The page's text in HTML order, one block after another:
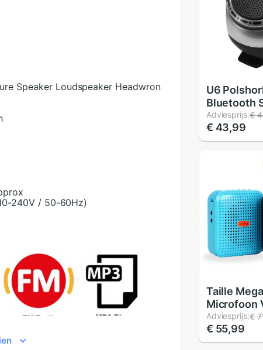
Speaker Loudspeaker Headwron
240V / 50-60Hz)
U6
Bluetooth
Kaart met
Draagbare
Sport
Adviesprijs:€
€ 43,99
Taille
Microfoon
Versterker
Speaker
Adviesprijs:€
€ 55,99